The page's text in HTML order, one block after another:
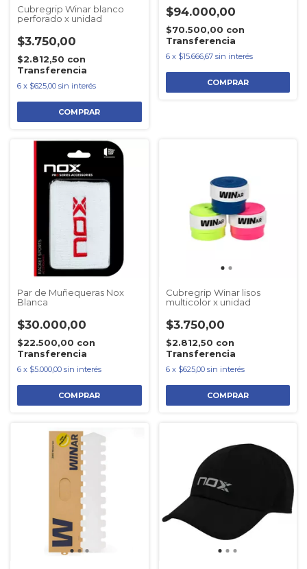
Cubregrip Winar blanco
perforado x unidad
$3.750,00
$2.812,50 con
Transferencia
6 x $625,00 sin interés
$94.000,00
$70.500,00 con
Transferencia
6 x $15.666,67 sin interés
Par de Muñequeras Nox
Blanca
$30.000,00
$22.500,00 con
Transferencia
6 x $5.000,00 sin interés
Cubregrip Winar lisos
multicolor x unidad
$3.750,00
$2.812,50 con
Transferencia
6 x $625,00 sin interés